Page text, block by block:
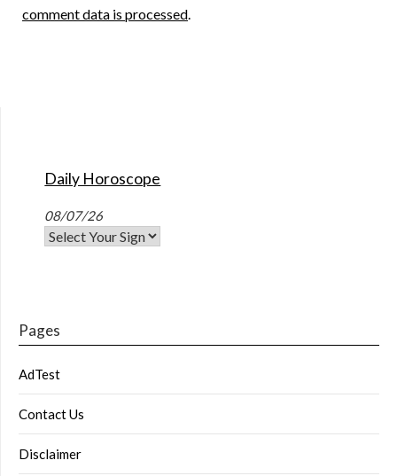
comment data is processed.
Daily Horoscope
08/07/26
Pages
AdTest
Contact Us
Disclaimer